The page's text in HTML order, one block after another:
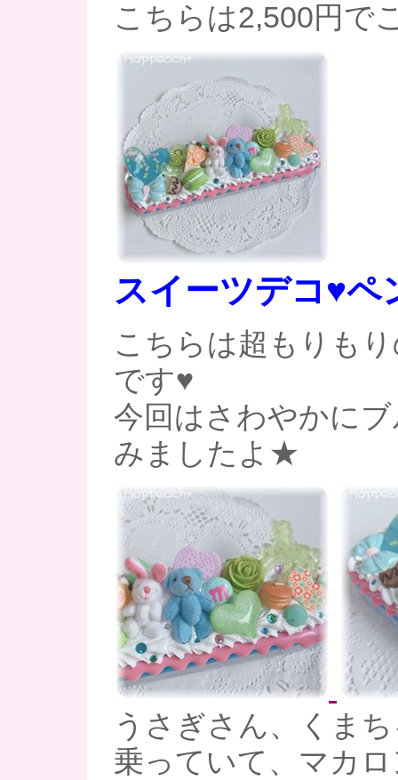
こちらは2,500円で
スイーツデコ♥ペ
こちらは超もりも
です♥
今回はさわやかに
みましたよ★
うさぎさん、くま
乗っていて、マカ